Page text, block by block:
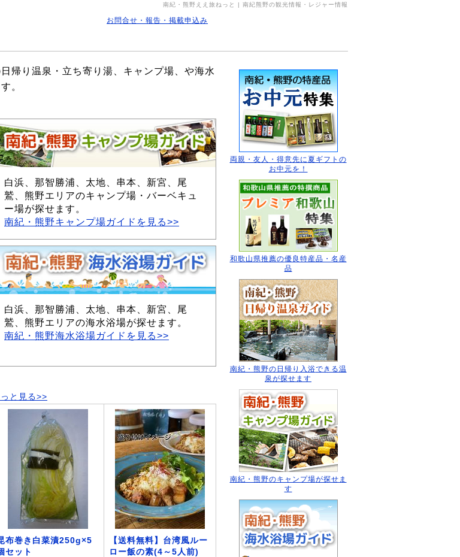
南紀・熊野ええ旅ねっと | 南紀熊野の観光情報・レジャー情報
お問合せ・報告・掲載申込み
帰り温泉・立ち寄り湯、キャンプ場、や海水
。
白浜、那智勝浦、太地、串本、新宮、尾
鷲、熊野エリアのキャンプ場・バーベキュ
ー場が探せます。
南紀・熊野キャンプ場ガイドを見る>>
白浜、那智勝浦、太地、串本、新宮、尾
鷲、熊野エリアの海水浴場が探せます。
南紀・熊野海水浴場ガイドを見る>>
と見る>>
布巻き白菜漬250g×5
セット
【送料無料】台湾風ルー
ロー飯の素(4～5人前)
両親・友人・得意先に夏ギフトの
お中元を！
和歌山県推薦の優良特産品・名産
品
南紀・熊野の日帰り入浴できる温
泉が探せます
南紀・熊野のキャンプ場が探せま
す